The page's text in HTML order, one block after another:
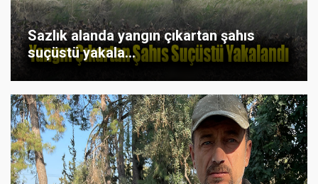
Sazlık alanda yangın çıkartan şahıs
suçüstü yakala...